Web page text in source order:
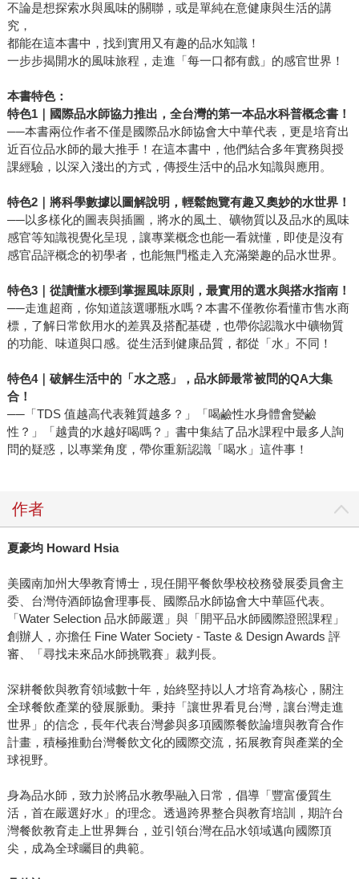
不論是想探索水與風味的關聯，或是單純在意健康與生活的講
究，
都能在這本書中，找到實用又有趣的品水知識！
一步步揭開水的風味旅程，走進「每一口都有戲」的感官世界！
本書特色：
特色1｜國際品水師協力推出，全台灣的第一本品水科普概念書！
──本書兩位作者不僅是國際品水師協會大中華代表，更是培育出
近百位品水師的最大推手！在這本書中，他們結合多年實務與授
課經驗，以深入淺出的方式，傳授生活中的品水知識與應用。
特色2｜將科學數據以圖解說明，輕鬆飽覽有趣又奧妙的水世界！
──以多樣化的圖表與插圖，將水的風土、礦物質以及品水的風味
感官等知識視覺化呈現，讓專業概念也能一看就懂，即使是沒有
感官品評概念的初學者，也能無門檻走入充滿樂趣的品水世界。
特色3｜從讀懂水標到掌握風味原則，最實用的選水與搭水指南！
──走進超商，你知道該選哪瓶水嗎？本書不僅教你看懂市售水商
標，了解日常飲用水的差異及搭配基礎，也帶你認識水中礦物質
的功能、味道與口感。從生活到健康品質，都從「水」不同！
特色4｜破解生活中的「水之惑」，品水師最常被問的QA大集
合！
──「TDS 值越高代表雜質越多？」「喝鹼性水身體會變鹼
性？」「越貴的水越好喝嗎？」書中集結了品水課程中最多人詢
問的疑惑，以專業角度，帶你重新認識「喝水」這件事！
作者
夏豪均 Howard Hsia
美國南加州大學教育博士，現任開平餐飲學校校務發展委員會主
委、台灣侍酒師協會理事長、國際品水師協會大中華區代表。
「Water Selection 品水師嚴選」與「開平品水師國際證照課程」
創辦人，亦擔任 Fine Water Society - Taste & Design Awards 評
審、「尋找未來品水師挑戰賽」裁判長。
深耕餐飲與教育領域數十年，始終堅持以人才培育為核心，關注
全球餐飲產業的發展脈動。秉持「讓世界看見台灣，讓台灣走進
世界」的信念，長年代表台灣參與多項國際餐飲論壇與教育合作
計畫，積極推動台灣餐飲文化的國際交流，拓展教育與產業的全
球視野。
身為品水師，致力於將品水教學融入日常，倡導「豐富優質生
活，首在嚴選好水」的理念。透過跨界整合與教育培訓，期許台
灣餐飲教育走上世界舞台，並引領台灣在品水領域邁向國際頂
尖，成為全球矚目的典範。